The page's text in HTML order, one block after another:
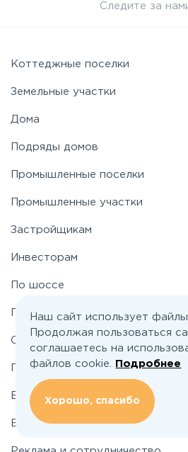
Новорижское
Носовихинское
Рогачёвское
Симферопольское
Таракановское
Фряновское
Щелковское
Следите за
Коттеджные поселки
Земельные участки
Дома
Подряды домов
Промышленные поселки
Промышленные участки
Застройщикам
Инвесторам
По шоссе
По районам
О проекте
Подбор земельного участка
Вакансии
Блог
Наш сайт использует файлы
Продолжая пользоваться
соглашаетесь на
файлов cookie.
Подробнее
Хорошо, спасибо